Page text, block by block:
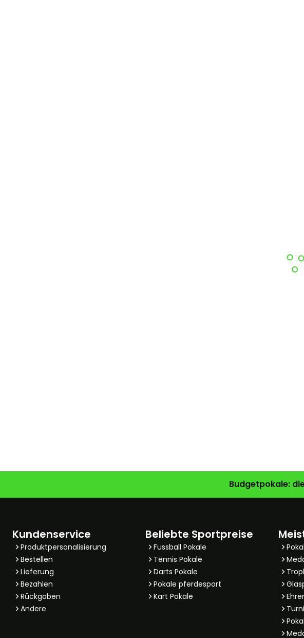
Budgetpokale:
Kundenservice
Produktpersonalisierung
Bestellen
Lieferung
Bezahlen
Rückgaben
Andere
Beliebte Sportpreise
Fussball Pokale
Tennis Pokale
Darts Pokale
Pokale pferdesport
Kart Pokale